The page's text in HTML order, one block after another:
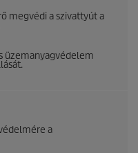
megvédi a szivattyút a
üzemanyagvédelem
a